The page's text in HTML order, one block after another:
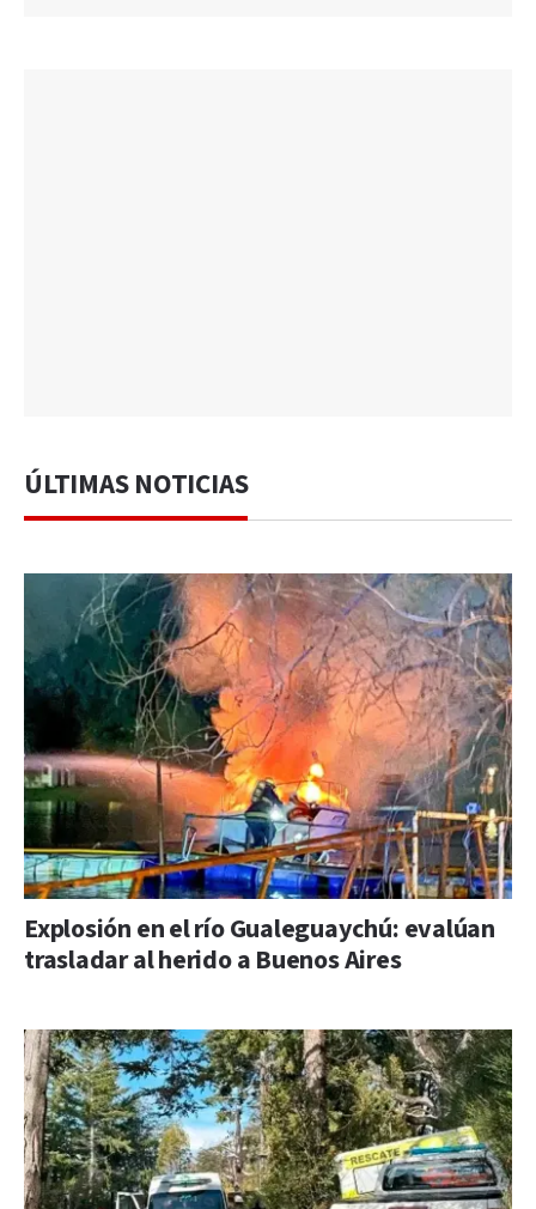
ÚLTIMAS NOTICIAS
Explosión en el río Gualeguaychú: evalúan
trasladar al herido a Buenos Aires